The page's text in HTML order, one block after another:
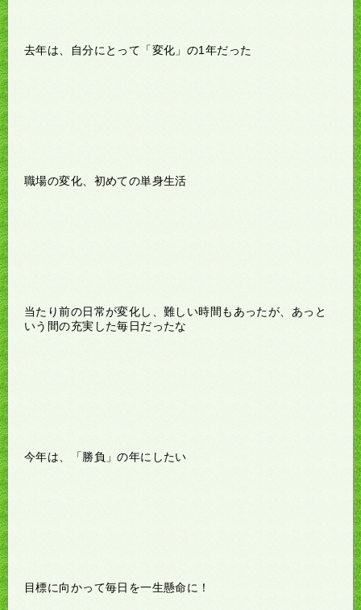
去年は、自分にとって「変化」の1年だった
職場の変化、初めての単身生活
当たり前の日常が変化し、難しい時間もあったが、あっと
いう間の充実した毎日だったな
今年は、「勝負」の年にしたい
目標に向かって毎日を一生懸命に！